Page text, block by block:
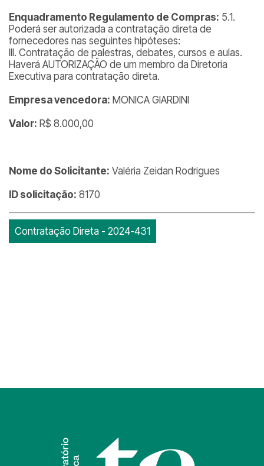
Enquadramento Regulamento de Compras: 5.1.
Poderá ser autorizada a contratação direta de
fornecedores nas seguintes hipóteses:
III. Contratação de palestras, debates, cursos e aulas.
Haverá AUTORIZAÇÃO de um membro da Diretoria
Executiva para contratação direta.
Empresa vencedora: MONICA GIARDINI
Valor: R$ 8.000,00
Nome do Solicitante: Valéria Zeidan Rodrigues
ID solicitação: 8170
Contratação Direta - 2024-431